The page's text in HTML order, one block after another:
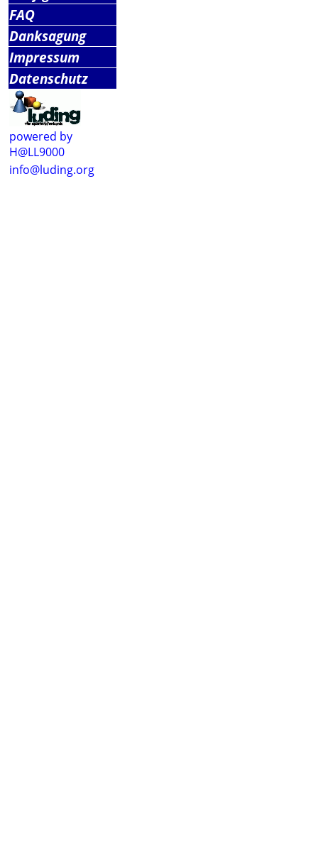
FAQ
Danksagung
Impressum
Datenschutz
powered by
H@LL9000
info@luding.org